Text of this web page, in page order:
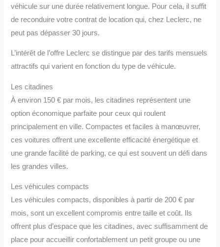
véhicule sur une durée relativement longue. Pour cela, il suffit
de reconduire votre contrat de location qui, chez Leclerc, ne
peut pas dépasser 30 jours.
L’intérêt de l’offre Leclerc se distingue par des tarifs mensuels
attractifs qui varient en fonction du type de véhicule.
Les citadines
À environ 150 € par mois, les citadines représentent une
option économique parfaite pour ceux qui roulent
principalement en ville. Compactes et faciles à manœuvrer,
ces voitures offrent une excellente efficacité énergétique et
une grande facilité de parking, ce qui est souvent un défi dans
les grandes villes.
Les véhicules compacts
Les véhicules compacts, disponibles à partir de 200 € par
mois, sont un excellent compromis entre taille et coût. Ils
offrent plus d’espace que les citadines, avec suffisamment de
place pour accueillir confortablement un petit groupe ou une